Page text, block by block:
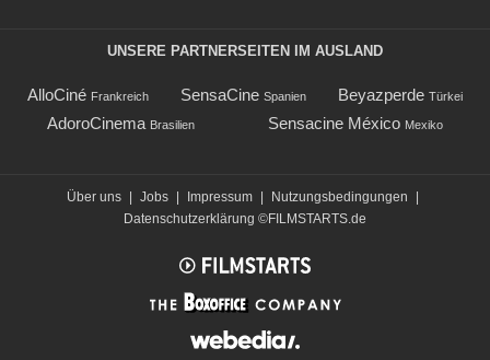
UNSERE PARTNERSEITEN IM AUSLAND
AlloCiné Frankreich SensaCine Spanien Beyazperde Türkei
AdoroCinema Brasilien Sensacine México Mexiko
Über uns | Jobs | Impressum | Nutzungsbedingungen
|
Datenschutzerklärung ©FILMSTARTS.de